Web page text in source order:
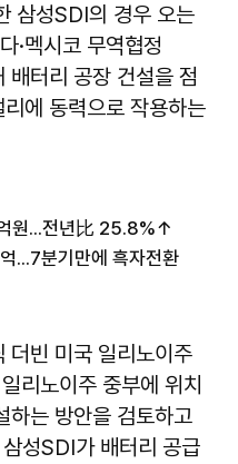
삼성SDI의 경우 오는
·멕시코 무역협정
터리 공장 건설을 점
에 동력으로 작용하는
원...전년比 25.8%↑
...7분기만에 흑자전환
더빈 미국 일리노이주
리노이주 중부에 위치
하는 방안을 검토하고
성SDI가 배터리 공급